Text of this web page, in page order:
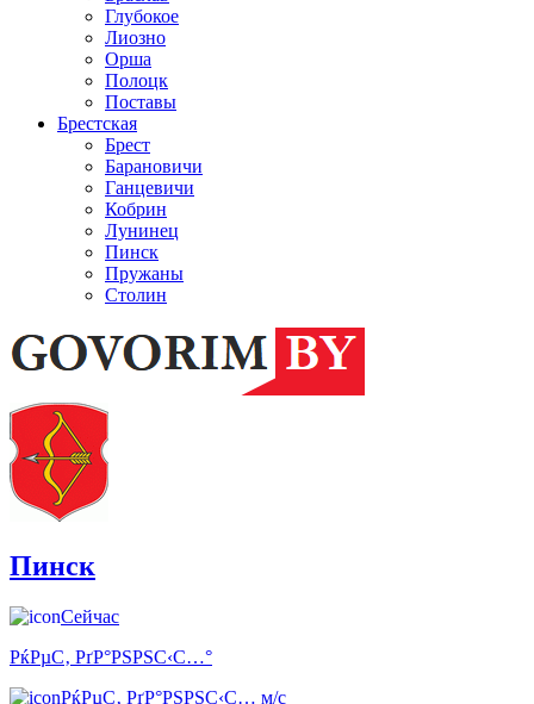
Глубокое
Лиозно
Орша
Полоцк
Поставы
Брестская
Брест
Барановичи
Ганцевичи
Кобрин
Лунинец
Пинск
Пружаны
Столин
Пинск
Сейчас
РќРµС‚ РґР°РЅРЅС‹С…°
РќРµС‚ РґР°РЅРЅС‹С… м/с